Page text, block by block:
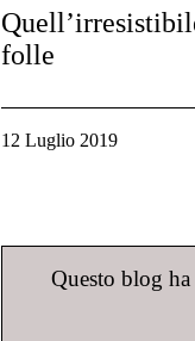
folle
12 Luglio 2019
Questo blog